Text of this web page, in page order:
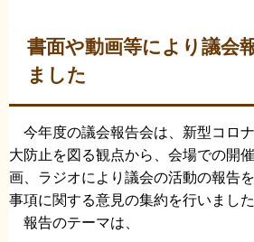
書面や動画等により議会
ました
今年度の議会報告会は、新型コロ
大防止を図る観点から、会場での開
画、ラジオにより議会の活動の報告
事項に関する意見の集約を行いました
報告のテーマは、